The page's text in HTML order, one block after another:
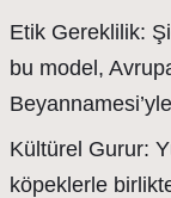
Etik Gereklilik:
bu model,
Kültürel Gurur:
köpeklerle